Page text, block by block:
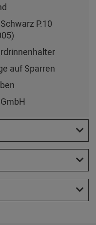
P.10
auf Sparren